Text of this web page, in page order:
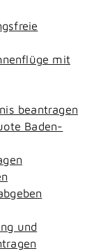
mit
beantragen
Baden-
und